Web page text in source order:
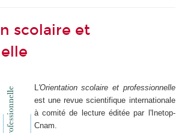
scolaire et
L'Orientation scolaire et professionnelle
est une revue scientifique internationale
à comité de lecture éditée par l'Inetop-
Cnam.